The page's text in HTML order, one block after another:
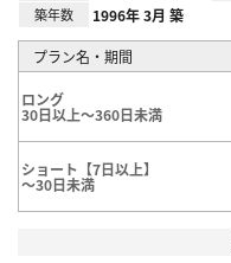
築年数 1996年 3月 築
プラン名・期間
ロング
30日以上～360日未満
ショート【7日以上】
～30日未満